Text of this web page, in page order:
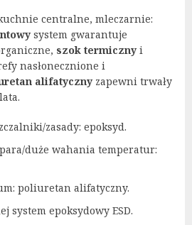
centralne, mleczarnie:
system gwarantuje
szok termiczny i
nasłonecznione i
alifatyczny zapewni trwały
zasady: epoksyd.
duże wahania temperatur:
poliuretan alifatyczny.
system epoksydowy ESD.